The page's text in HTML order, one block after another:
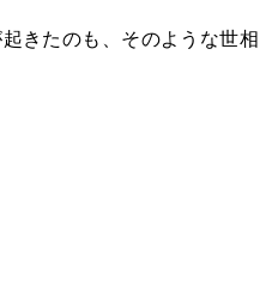
きたのも、そのような世相